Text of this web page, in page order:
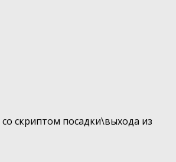
скриптом посадки\выхода из